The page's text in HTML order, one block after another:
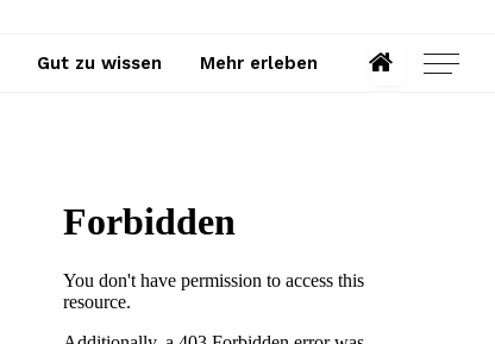
Gut zu wissen Mehr erleben